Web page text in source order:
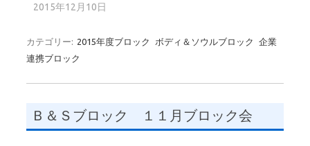
2015年12月10日
カテゴリー: 2015年度ブロック ボディ＆ソウルブロック
企業
連携ブロック
Ｂ＆Ｓブロック １１月ブロック会